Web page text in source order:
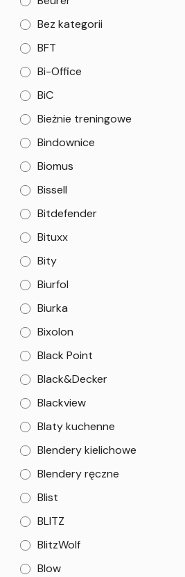
Bez kategorii
BFT
Bi-Office
BiC
Bieżnie treningowe
Bindownice
Biomus
Bissell
Bitdefender
Bituxx
Bity
Biurfol
Biurka
Bixolon
Black Point
Black&Decker
Blackview
Blaty kuchenne
Blendery kielichowe
Blendery ręczne
Blist
BLITZ
BlitzWolf
Blow